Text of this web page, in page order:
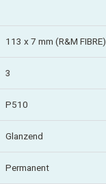
113 x 7 mm (R&M FIBRE)
3
P510
Glanzend
Permanent